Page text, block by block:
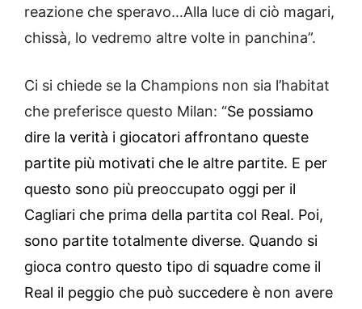
reazione che speravo…Alla luce di ciò magari,
chissà, lo vedremo altre volte in panchina”.
Ci si chiede se la Champions non sia l’habitat
che preferisce questo Milan: “Se possiamo
dire la verità i giocatori affrontano queste
partite più motivati che le altre partite. E per
questo sono più preoccupato oggi per il
Cagliari che prima della partita col Real. Poi,
sono partite totalmente diverse. Quando si
gioca contro questo tipo di squadre come il
Real il peggio che può succedere è non avere